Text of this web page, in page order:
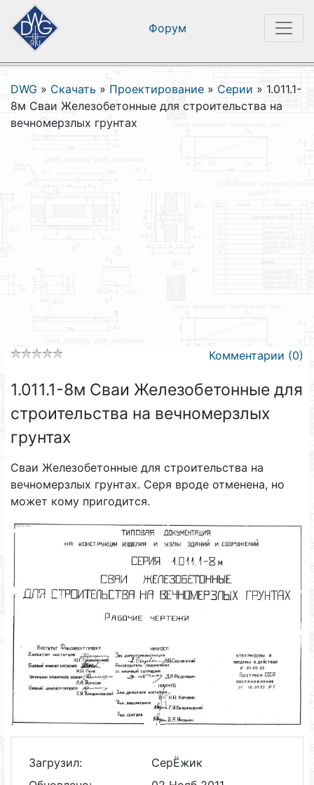
Форум
DWG » Скачать » Проектирование » Серии » 1.011.1-
8м Сваи Железобетонные для строительства на
вечномерзлых грунтах
Комментарии (0)
1.011.1-8м Сваи Железобетонные для
строительства на вечномерзлых
грунтах
Сваи Железобетонные для строительства на
вечномерзлых грунтах. Серя вроде отменена, но
может кому пригодится.
Загрузил:
СерЁжик